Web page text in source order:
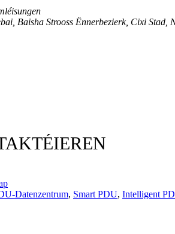
Baisha Strooss Ënnerbezierk, Cixi Stad,
Datenzentrum, Smart PDU, Intelligent